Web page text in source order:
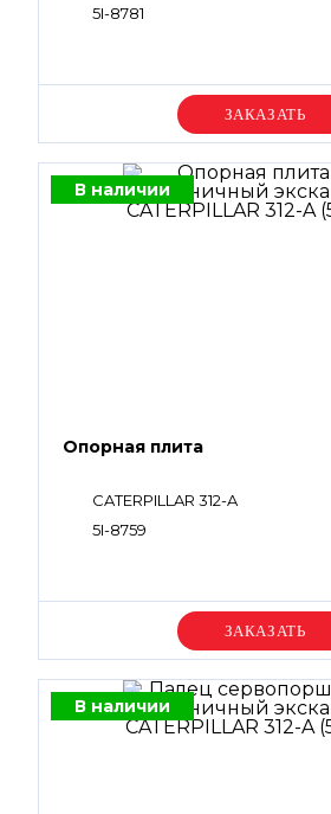
5I-8781
Уточняйте цену
В наличии
Опорная плита
CATERPILLAR 312-A
5I-8759
Уточняйте цену
В наличии